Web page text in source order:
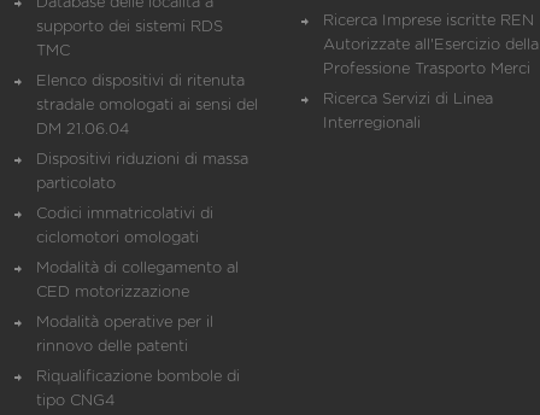
supporto dei sistemi RDS
TMC
Elenco dispositivi di ritenuta
stradale omologati ai sensi del
DM 21.06.04
Dispositivi riduzioni di massa
particolato
Codici immatricolativi di
ciclomotori omologati
Modalità di collegamento al
CED motorizzazione
Modalità operative per il
rinnovo delle patenti
Riqualificazione bombole di
tipo CNG4
Ricerca Imprese iscritte REN
Autorizzate all'Esercizio della
Professione Trasporto Merci
Ricerca Servizi di Linea
Interregionali